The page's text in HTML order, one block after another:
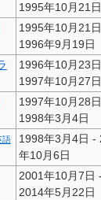
1995年10月21日
1995年10月21
1996年9月19日
1996年10月23
1997年10月27日
1997年10月28
1998年3月4日
語
1998年3月4日 -
年10月6日
2001年10月7日 -
2014年5月22日